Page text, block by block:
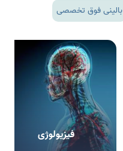
بالینی فوق تخصصی
فیزیولوژی